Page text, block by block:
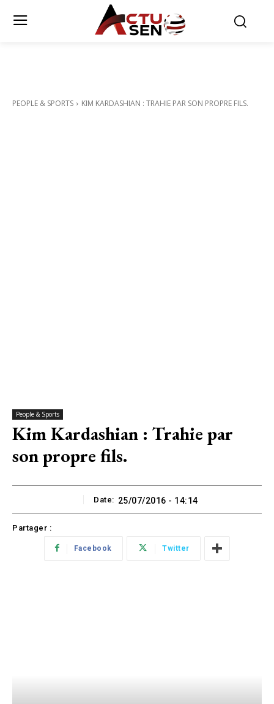
PEOPLE & SPORTS KIM KARDASHIAN : TRAHIE PAR SON PROPRE FILS.
People & Sports
Kim Kardashian : Trahie par
son propre fils.
Date: 25/07/2016 - 14:14
Partager :
Facebook Twitter